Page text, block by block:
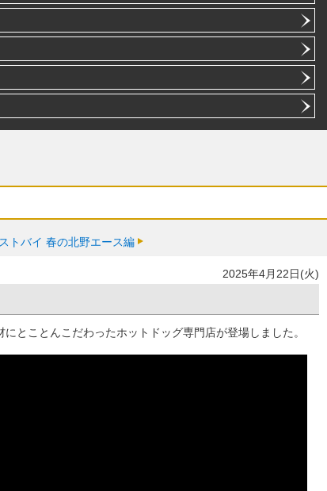
トバイ 春の北野エース編
2025年4月22日(火)
とことんこだわったホットドッグ専門店が登場しました。